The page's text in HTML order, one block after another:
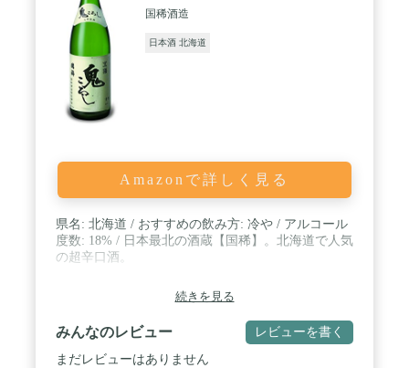
国稀酒造
日本酒 北海道
Amazonで詳しく見る
県名: 北海道 / おすすめの飲み方: 冷や / アルコール
度数: 18% / 日本最北の酒蔵【国稀】。北海道で人気
の超辛口酒。
続きを見る
みんなのレビュー レビューを書く
まだレビューはありません